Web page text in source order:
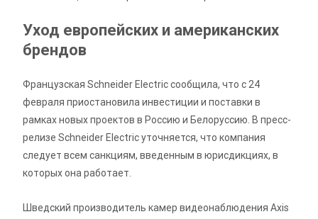
Уход европейских и американских
брендов
Французская Schneider Electric сообщила, что с 24
февраля приостановила инвестиции и поставки в
рамках новых проектов в Россию и Белоруссию. В пресс-
релизе Schneider Electric уточняется, что компания
следует всем санкциям, введенным в юрисдикциях, в
которых она работает.
Шведский производитель камер видеонаблюдения Axis